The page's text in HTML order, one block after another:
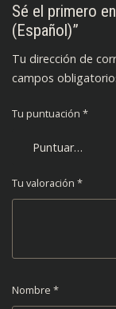
Sé el primero
(Español)”
Tu dirección de
campos
Tu puntuación *
Tu valoración *
Nombre *